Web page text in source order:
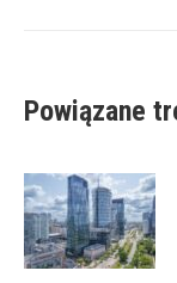
Powiązane